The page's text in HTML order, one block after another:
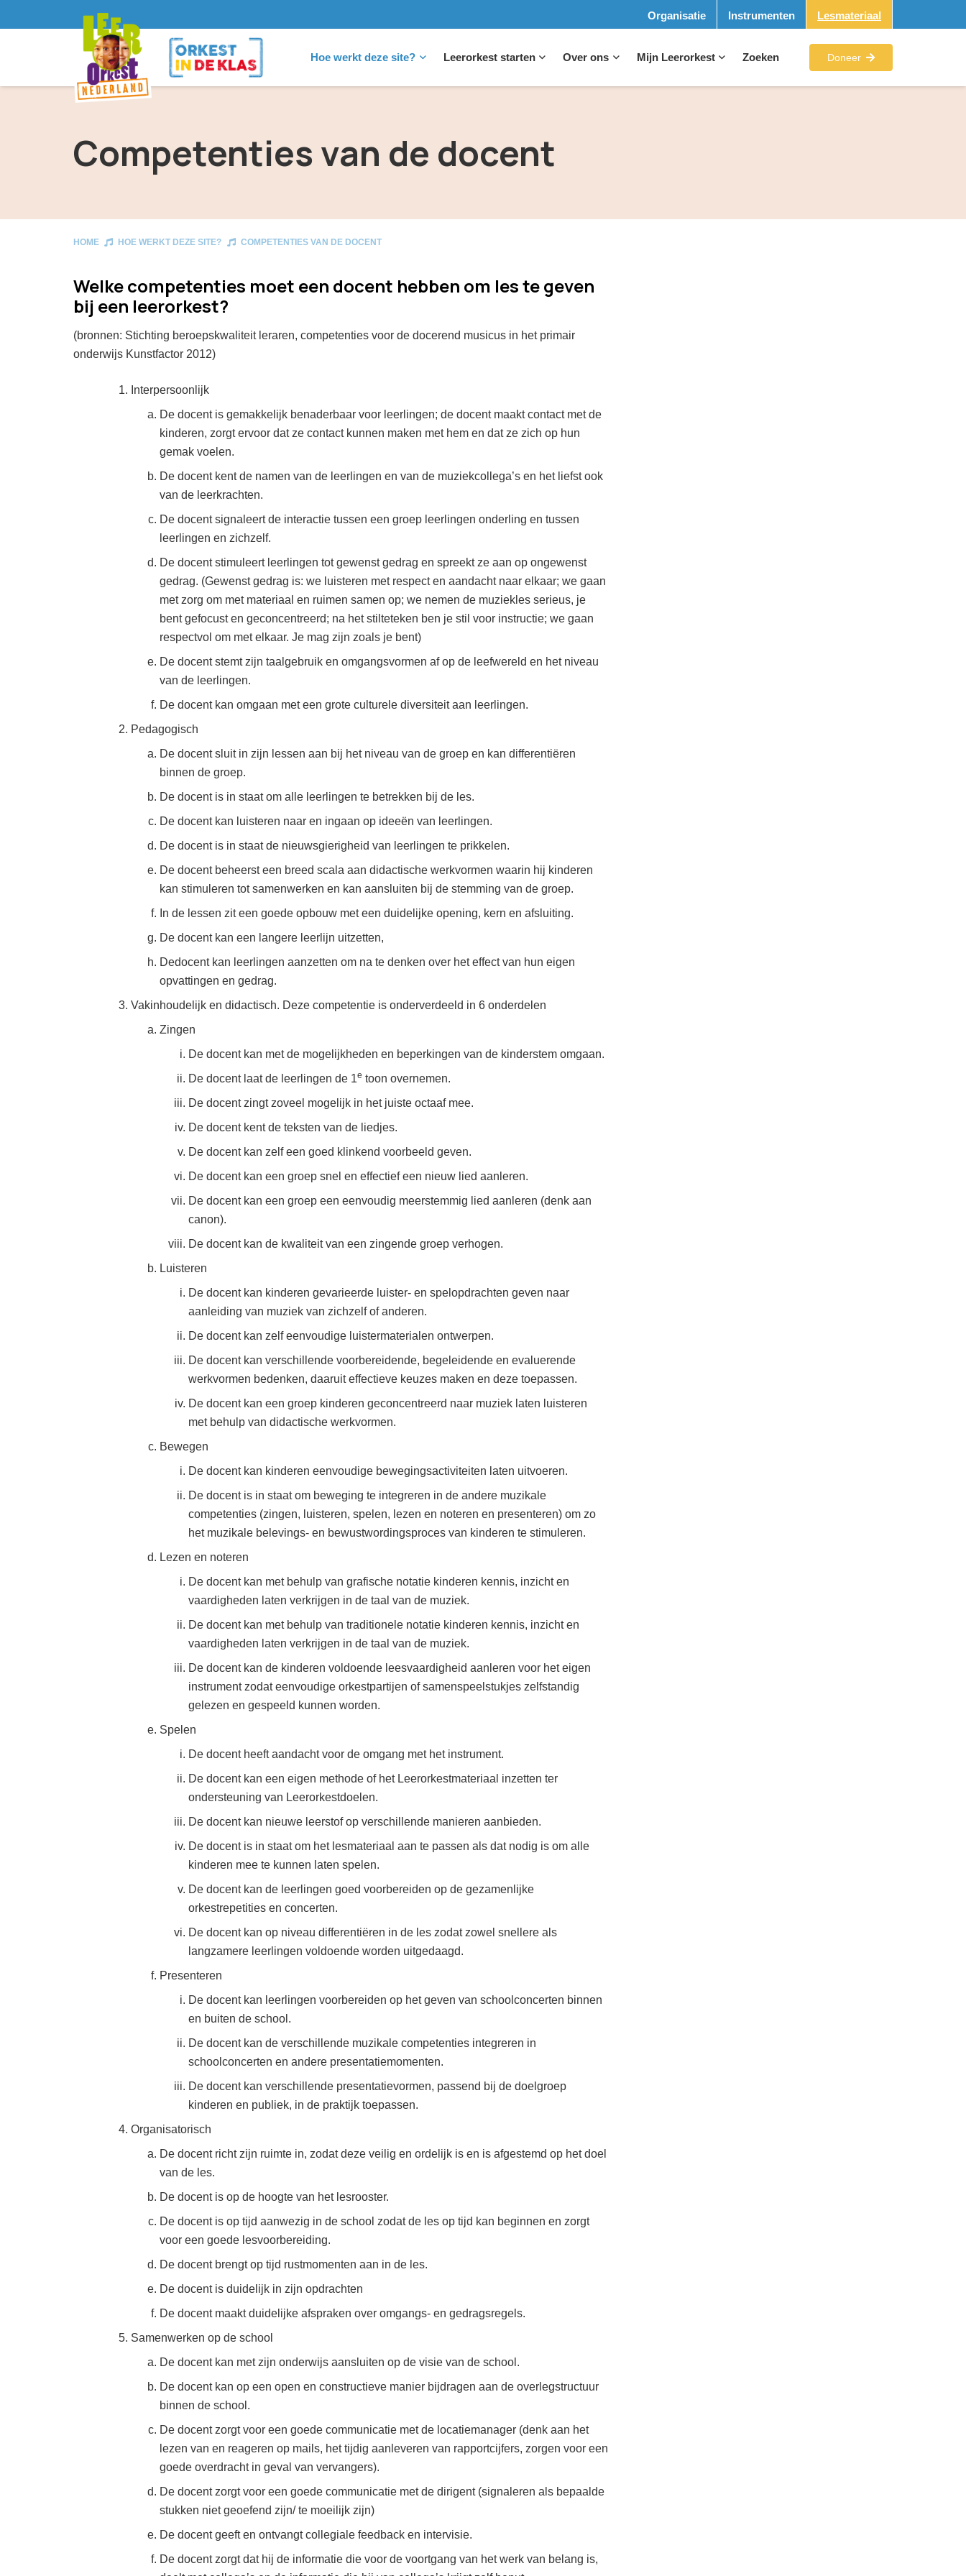
Organisatie Instrumenten Lesmateriaal
Hoe werkt deze site? Leerorkest starten Over ons Mijn Leerorkest Zoeken Doneer
Competenties van de docent
HOME HOE WERKT DEZE SITE? COMPETENTIES VAN DE DOCENT
Welke competenties moet een docent hebben om les te geven
bij een leerorkest?
(bronnen: Stichting beroepskwaliteit leraren, competenties voor de docerend musicus in het primair
onderwijs Kunstfactor 2012)
Interpersoonlijk
De docent is gemakkelijk benaderbaar voor leerlingen; de docent maakt contact met de
kinderen, zorgt ervoor dat ze contact kunnen maken met hem en dat ze zich op hun
gemak voelen.
De docent kent de namen van de leerlingen en van de muziekcollega’s en het liefst ook
van de leerkrachten.
De docent signaleert de interactie tussen een groep leerlingen onderling en tussen
leerlingen en zichzelf.
De docent stimuleert leerlingen tot gewenst gedrag en spreekt ze aan op ongewenst
gedrag. (Gewenst gedrag is: we luisteren met respect en aandacht naar elkaar; we gaan
met zorg om met materiaal en ruimen samen op; we nemen de muziekles serieus, je
bent gefocust en geconcentreerd; na het stilteteken ben je stil voor instructie; we gaan
respectvol om met elkaar. Je mag zijn zoals je bent)
De docent stemt zijn taalgebruik en omgangsvormen af op de leefwereld en het niveau
van de leerlingen.
De docent kan omgaan met een grote culturele diversiteit aan leerlingen.
Pedagogisch
De docent sluit in zijn lessen aan bij het niveau van de groep en kan differentiëren
binnen de groep.
De docent is in staat om alle leerlingen te betrekken bij de les.
De docent kan luisteren naar en ingaan op ideeën van leerlingen.
De docent is in staat de nieuwsgierigheid van leerlingen te prikkelen.
De docent beheerst een breed scala aan didactische werkvormen waarin hij kinderen
kan stimuleren tot samenwerken en kan aansluiten bij de stemming van de groep.
In de lessen zit een goede opbouw met een duidelijke opening, kern en afsluiting.
De docent kan een langere leerlijn uitzetten,
Dedocent kan leerlingen aanzetten om na te denken over het effect van hun eigen
opvattingen en gedrag.
Vakinhoudelijk en didactisch. Deze competentie is onderverdeeld in 6 onderdelen
Zingen
De docent kan met de mogelijkheden en beperkingen van de kinderstem omgaan.
De docent laat de leerlingen de 1e toon overnemen.
De docent zingt zoveel mogelijk in het juiste octaaf mee.
De docent kent de teksten van de liedjes.
De docent kan zelf een goed klinkend voorbeeld geven.
De docent kan een groep snel en effectief een nieuw lied aanleren.
De docent kan een groep een eenvoudig meerstemmig lied aanleren (denk aan
canon).
De docent kan de kwaliteit van een zingende groep verhogen.
Luisteren
De docent kan kinderen gevarieerde luister- en spelopdrachten geven naar
aanleiding van muziek van zichzelf of anderen.
De docent kan zelf eenvoudige luistermaterialen ontwerpen.
De docent kan verschillende voorbereidende, begeleidende en evaluerende
werkvormen bedenken, daaruit effectieve keuzes maken en deze toepassen.
De docent kan een groep kinderen geconcentreerd naar muziek laten luisteren
met behulp van didactische werkvormen.
Bewegen
De docent kan kinderen eenvoudige bewegingsactiviteiten laten uitvoeren.
De docent is in staat om beweging te integreren in de andere muzikale
competenties (zingen, luisteren, spelen, lezen en noteren en presenteren) om zo
het muzikale belevings- en bewustwordingsproces van kinderen te stimuleren.
Lezen en noteren
De docent kan met behulp van grafische notatie kinderen kennis, inzicht en
vaardigheden laten verkrijgen in de taal van de muziek.
De docent kan met behulp van traditionele notatie kinderen kennis, inzicht en
vaardigheden laten verkrijgen in de taal van de muziek.
De docent kan de kinderen voldoende leesvaardigheid aanleren voor het eigen
instrument zodat eenvoudige orkestpartijen of samenspeelstukjes zelfstandig
gelezen en gespeeld kunnen worden.
Spelen
De docent heeft aandacht voor de omgang met het instrument.
De docent kan een eigen methode of het Leerorkestmateriaal inzetten ter
ondersteuning van Leerorkestdoelen.
De docent kan nieuwe leerstof op verschillende manieren aanbieden.
De docent is in staat om het lesmateriaal aan te passen als dat nodig is om alle
kinderen mee te kunnen laten spelen.
De docent kan de leerlingen goed voorbereiden op de gezamenlijke
orkestrepetities en concerten.
De docent kan op niveau differentiëren in de les zodat zowel snellere als
langzamere leerlingen voldoende worden uitgedaagd.
Presenteren
De docent kan leerlingen voorbereiden op het geven van schoolconcerten binnen
en buiten de school.
De docent kan de verschillende muzikale competenties integreren in
schoolconcerten en andere presentatiemomenten.
De docent kan verschillende presentatievormen, passend bij de doelgroep
kinderen en publiek, in de praktijk toepassen.
Organisatorisch
De docent richt zijn ruimte in, zodat deze veilig en ordelijk is en is afgestemd op het doel
van de les.
De docent is op de hoogte van het lesrooster.
De docent is op tijd aanwezig in de school zodat de les op tijd kan beginnen en zorgt
voor een goede lesvoorbereiding.
De docent brengt op tijd rustmomenten aan in de les.
De docent is duidelijk in zijn opdrachten
De docent maakt duidelijke afspraken over omgangs- en gedragsregels.
Samenwerken op de school
De docent kan met zijn onderwijs aansluiten op de visie van de school.
De docent kan op een open en constructieve manier bijdragen aan de overlegstructuur
binnen de school.
De docent zorgt voor een goede communicatie met de locatiemanager (denk aan het
lezen van en reageren op mails, het tijdig aanleveren van rapportcijfers, zorgen voor een
goede overdracht in geval van vervangers).
De docent zorgt voor een goede communicatie met de dirigent (signaleren als bepaalde
stukken niet geoefend zijn/ te moeilijk zijn)
De docent geeft en ontvangt collegiale feedback en intervisie.
De docent zorgt dat hij de informatie die voor de voortgang van het werk van belang is,